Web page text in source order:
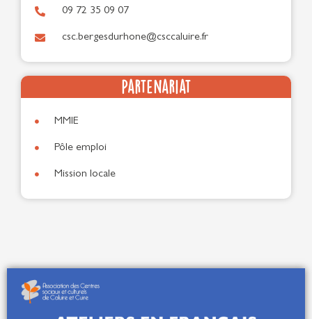
09 72 35 09 07
csc.bergesdurhone@csccaluire.fr
Partenariat
MMIE
Pôle emploi
Mission locale